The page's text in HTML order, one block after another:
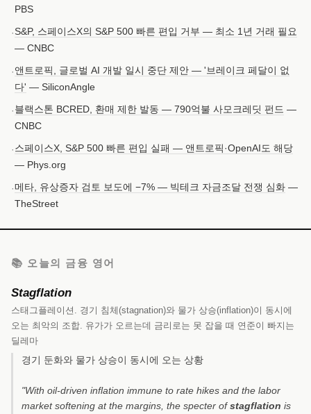
PBS
·S&P, 스페이스X의 S&P 500 빠른 편입 거부 — 최소 1년 거래 필요
— CNBC
·앤트로픽, 글로벌 AI 개발 일시 중단 제안 — '브레이크 페달이 없
다' — SiliconAngle
·블랙스톤 BCRED, 환매 제한 발동 — 790억불 사모크레딧 펀드 —
CNBC
·스페이스X, S&P 500 빠른 편입 실패 — 앤트로픽·OpenAI도 해당
— Phys.org
·메타, 유상증자 검토 보도에 −7% — 빅테크 자금조달 전쟁 심화 —
TheStreet
📚 오늘의 금융 영어
Stagflation
스태그플레이션. 경기 침체(stagnation)와 물가 상승(inflation)이 동시에
오는 최악의 조합. 유가가 오르는데 금리로는 못 잡을 때 연준이 빠지는
딜레마
경기 둔화와 물가 상승이 동시에 오는 상황
"With oil-driven inflation immune to rate hikes and the labor
market softening at the margins, the specter of stagflation is